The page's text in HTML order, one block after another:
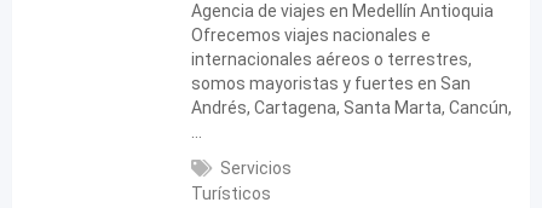
Agencia de viajes en Medellín Antioquia
Ofrecemos viajes nacionales e
internacionales aéreos o terrestres,
somos mayoristas y fuertes en San
Andrés, Cartagena, Santa Marta, Cancún,
Servicios
Turísticos